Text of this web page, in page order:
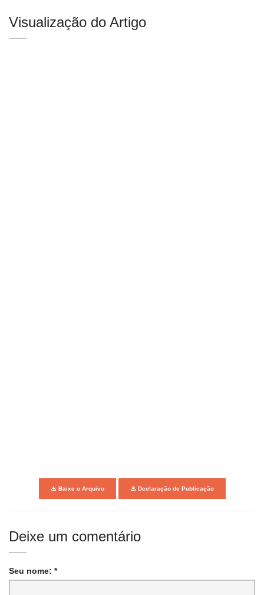
Visualização do Artigo
Baixe o Arquivo Declaração de Publicação
Deixe um comentário
Seu nome: *